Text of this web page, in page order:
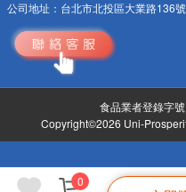
0
公司地址： 台北市北投區大業路136
食品業者登錄字
Copyright©2026 Uni-